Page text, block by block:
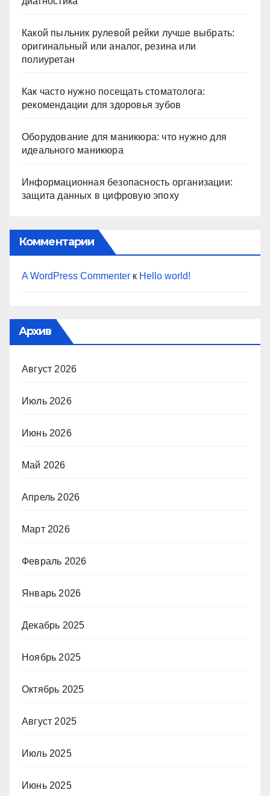
Какой пыльник рулевой рейки лучше выбрать:
оригинальный или аналог, резина или
полиуретан
Как часто нужно посещать стоматолога:
рекомендации для здоровья зубов
Оборудование для маникюра: что нужно для
идеального маникюра
Информационная безопасность организации:
защита данных в цифровую эпоху
Комментарии
A WordPress Commenter к Hello world!
Архив
Август 2026
Июль 2026
Июнь 2026
Май 2026
Апрель 2026
Март 2026
Февраль 2026
Январь 2026
Декабрь 2025
Ноябрь 2025
Октябрь 2025
Август 2025
Июль 2025
Июнь 2025